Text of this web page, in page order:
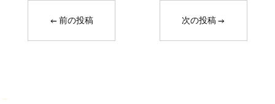
←前の投稿 次の投稿→